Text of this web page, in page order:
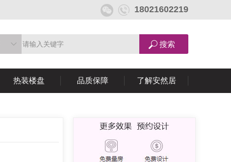
18021602219
热装楼盘 品质保障 了解安然居